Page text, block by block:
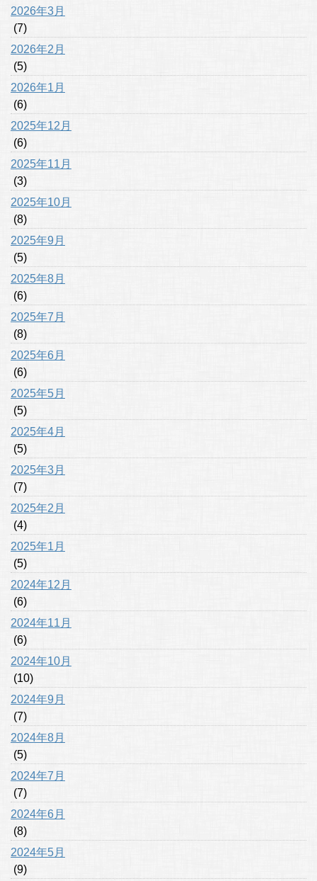
2026年3月
(7)
2026年2月
(5)
2026年1月
(6)
2025年12月
(6)
2025年11月
(3)
2025年10月
(8)
2025年9月
(5)
2025年8月
(6)
2025年7月
(8)
2025年6月
(6)
2025年5月
(5)
2025年4月
(5)
2025年3月
(7)
2025年2月
(4)
2025年1月
(5)
2024年12月
(6)
2024年11月
(6)
2024年10月
(10)
2024年9月
(7)
2024年8月
(5)
2024年7月
(7)
2024年6月
(8)
2024年5月
(9)